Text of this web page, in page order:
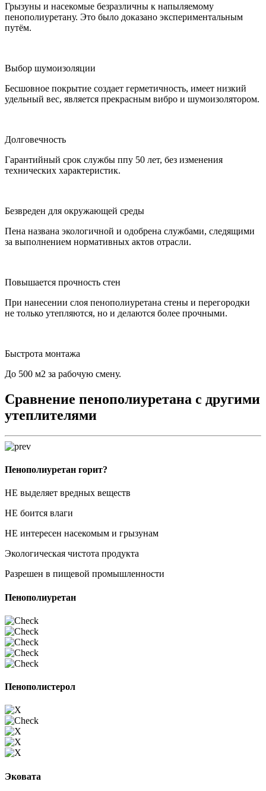
Грызуны и насекомые безразличны к напыляемому
пенополиуретану. Это было доказано экспериментальным
путём.
Выбор шумоизоляции
Бесшовное покрытие создает герметичность, имеет низкий
удельный вес, является прекрасным вибро и шумоизолятором.
Долговечность
Гарантийный срок службы ппу 50 лет, без изменения
технических характеристик.
Безвреден для окружающей среды
Пена названа экологичной и одобрена службами, следящими
за выполнением нормативных актов отрасли.
Повышается прочность стен
При нанесении слоя пенополиуретана стены и перегородки
не только утепляются, но и делаются более прочными.
Быстрота монтажа
До 500 м2 за рабочую смену.
Сравнение пенополиуретана с другими
утеплителями
Пенополиуретан горит?
НЕ выделяет вредных веществ
НЕ боится влаги
НЕ интересен насекомым и грызунам
Экологическая чистота продукта
Разрешен в пищевой промышленности
Пенополиуретан
Пенополистерол
Эковата